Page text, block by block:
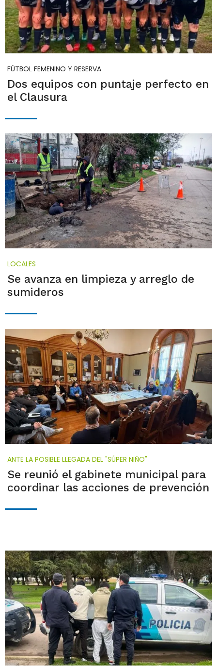
FÚTBOL FEMENINO Y RESERVA
Dos equipos con puntaje perfecto en
el Clausura
LOCALES
Se avanza en limpieza y arreglo de
sumideros
ANTE LA POSIBLE LLEGADA DEL "SÚPER NIÑO"
Se reunió el gabinete municipal para
coordinar las acciones de prevención